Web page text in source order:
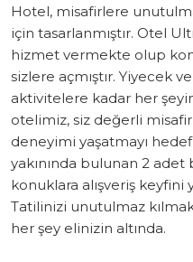
Hotel, misafirlere
için tasarlanmıştır. Otel
hizmet vermekte olup
sizlere açmıştır. Yiyecek
aktivitelere kadar her
otelimiz, siz değerli
deneyimi yaşatmayı
yakınında bulunan 2 adet
konuklara alışveriş keyfini
Tatilinizi unutulmaz
her şey elinizin altında.